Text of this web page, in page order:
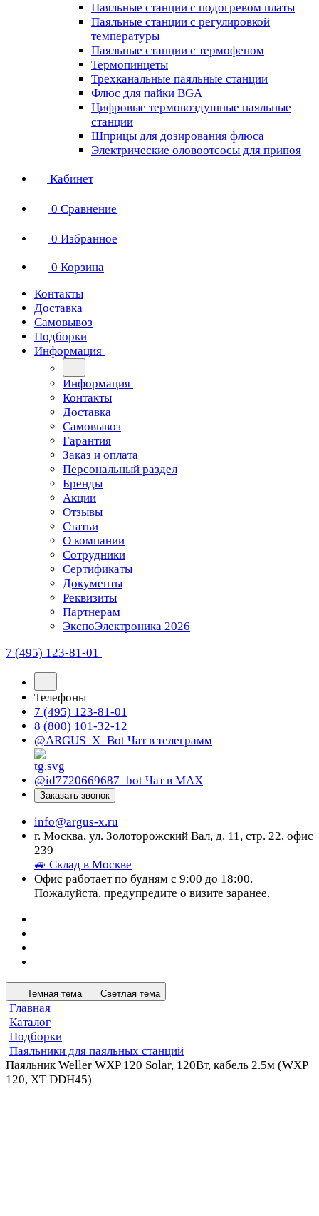
Паяльные станции с подогревом платы
Паяльные станции с регулировкой
температуры
Паяльные станции с термофеном
Термопинцеты
Трехканальные паяльные станции
Флюс для пайки BGA
Цифровые термовоздушные паяльные
станции
Шприцы для дозирования флюса
Электрические оловоотсосы для припоя
Кабинет
0 Сравнение
0 Избранное
0 Корзина
Контакты
Доставка
Самовывоз
Подборки
Информация
Информация
Контакты
Доставка
Самовывоз
Гарантия
Заказ и оплата
Персональный раздел
Бренды
Акции
Отзывы
Статьи
О компании
Сотрудники
Сертификаты
Документы
Реквизиты
Партнерам
ЭкспоЭлектроника 2026
7 (495) 123-81-01
Телефоны
7 (495) 123-81-01
8 (800) 101-32-12
@ARGUS_X_Bot Чат в телеграмм
@id7720669687_bot Чат в МАХ
Заказать звонок
info@argus-x.ru
г. Москва, ул. Золоторожский Вал, д. 11, стр. 22, офис
239
🚙 Склад в Москве
Офис работает по будням с 9:00 до 18:00.
Пожалуйста, предупредите о визите заранее.
Темная тема Светлая тема
Главная
Каталог
Подборки
Паяльники для паяльных станций
Паяльник Weller WXP 120 Solar, 120Вт, кабель 2.5м (WXP
120, XT DDH45)